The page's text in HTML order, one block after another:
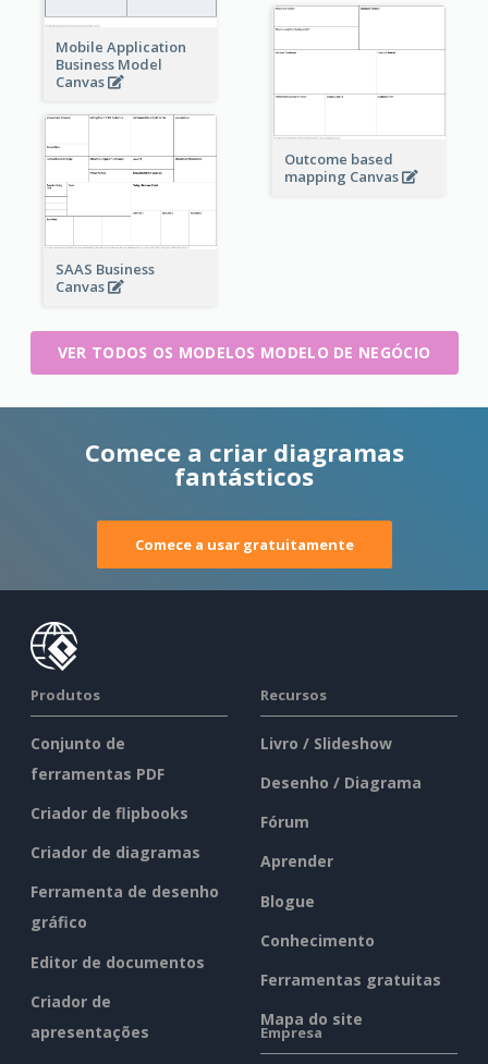
Mobile Application
Business Model
Canvas
Outcome based
mapping Canvas
SAAS Business
Canvas
VER TODOS OS MODELOS MODELO DE NEGÓCIO
Comece a criar diagramas
fantásticos
Comece a usar gratuitamente
Produtos
Conjunto de
ferramentas PDF
Criador de flipbooks
Criador de diagramas
Ferramenta de desenho
gráfico
Editor de documentos
Criador de
apresentações
Recursos
Livro / Slideshow
Desenho / Diagrama
Fórum
Aprender
Blogue
Conhecimento
Ferramentas gratuitas
Mapa do site
Empresa